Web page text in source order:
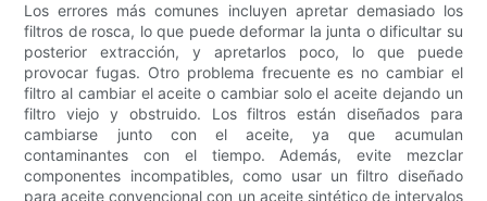
Los errores más comunes incluyen apretar demasiado los
filtros de rosca, lo que puede deformar la junta o dificultar su
posterior extracción, y apretarlos poco, lo que puede
provocar fugas. Otro problema frecuente es no cambiar el
filtro al cambiar el aceite o cambiar solo el aceite dejando un
filtro viejo y obstruido. Los filtros están diseñados para
cambiarse junto con el aceite, ya que acumulan
contaminantes con el tiempo. Además, evite mezclar
componentes incompatibles, como usar un filtro diseñado
para aceite convencional con un aceite sintético de intervalos